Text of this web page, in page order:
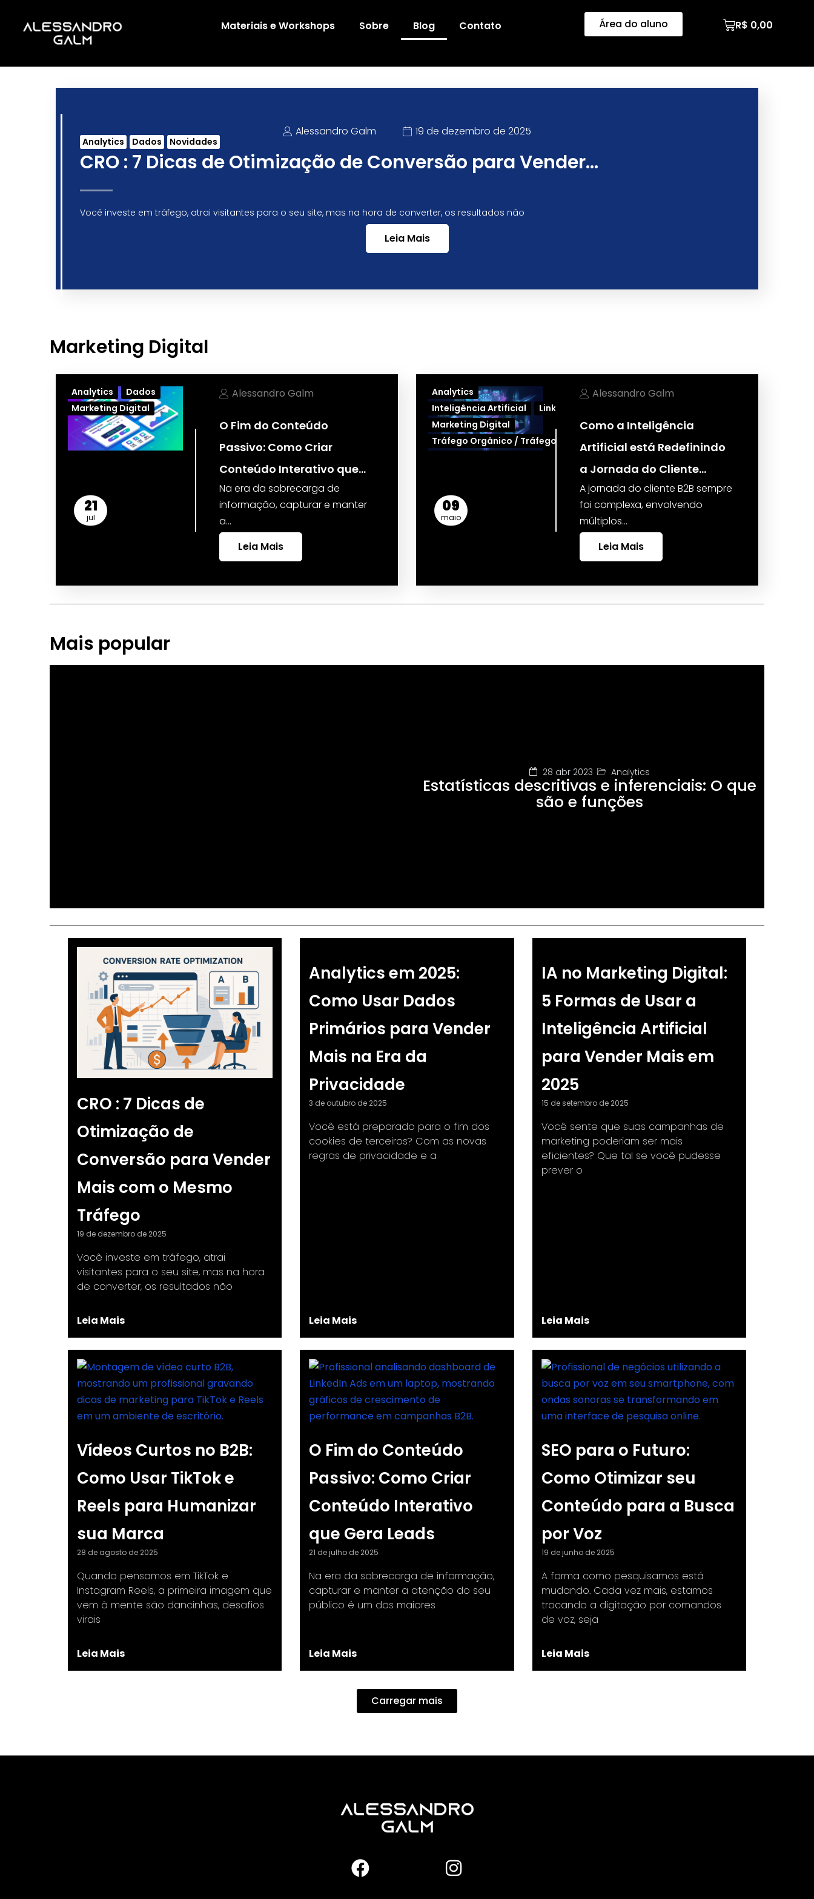
Materiais e Workshops Sobre Blog Contato Área do aluno R$ 0,00
Analytics Dados Novidades
Alessandro Galm 19 de dezembro de 2025
CRO : 7 Dicas de Otimização de Conversão para Vender…
Você investe em tráfego, atrai visitantes para o seu site, mas na hora de converter, os resultados não
Leia Mais
Marketing Digital
21
jul
Analytics
Dados
Marketing Digital
Alessandro Galm
O Fim do Conteúdo
Passivo: Como Criar
Conteúdo Interativo que…
Na era da sobrecarga de
informação, capturar e manter
a…
Leia Mais
09
maio
Analytics
Inteligência Artificial
LinkedIn
Marketing Digital
Tráfego Orgânico / Tráfego Pago
Alessandro Galm
Como a Inteligência
Artificial está Redefinindo
a Jornada do Cliente…
A jornada do cliente B2B sempre
foi complexa, envolvendo
múltiplos…
Leia Mais
Mais popular
28 abr 2023 Analytics
Estatísticas descritivas e inferenciais: O que
são e funções
CRO : 7 Dicas de
Otimização de
Conversão para Vender
Mais com o Mesmo
Tráfego
19 de dezembro de 2025
Você investe em tráfego, atrai
visitantes para o seu site, mas na hora
de converter, os resultados não
Leia Mais
Analytics em 2025:
Como Usar Dados
Primários para Vender
Mais na Era da
Privacidade
3 de outubro de 2025
Você está preparado para o fim dos
cookies de terceiros? Com as novas
regras de privacidade e a
Leia Mais
IA no Marketing Digital:
5 Formas de Usar a
Inteligência Artificial
para Vender Mais em
2025
15 de setembro de 2025
Você sente que suas campanhas de
marketing poderiam ser mais
eficientes? Que tal se você pudesse
prever o
Leia Mais
Vídeos Curtos no B2B:
Como Usar TikTok e
Reels para Humanizar
sua Marca
28 de agosto de 2025
Quando pensamos em TikTok e
Instagram Reels, a primeira imagem que
vem à mente são dancinhas, desafios
virais
Leia Mais
O Fim do Conteúdo
Passivo: Como Criar
Conteúdo Interativo
que Gera Leads
21 de julho de 2025
Na era da sobrecarga de informação,
capturar e manter a atenção do seu
público é um dos maiores
Leia Mais
SEO para o Futuro:
Como Otimizar seu
Conteúdo para a Busca
por Voz
19 de junho de 2025
A forma como pesquisamos está
mudando. Cada vez mais, estamos
trocando a digitação por comandos
de voz, seja
Leia Mais
Carregar mais